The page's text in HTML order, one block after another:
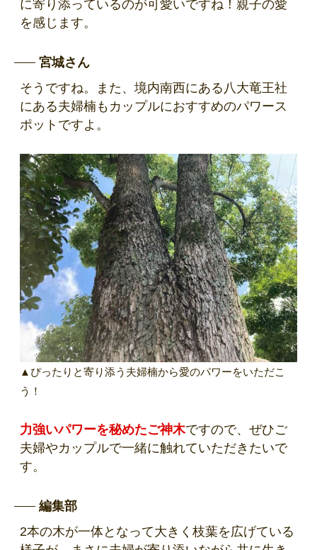
に寄り添っているのが可愛いですね！親子の愛
を感じます。
宮城さん
そうですね。また、境内南西にある八大竜王社
にある夫婦楠もカップルにおすすめのパワース
ポットですよ。
▲ぴったりと寄り添う夫婦楠から愛のパワーをいただこ
う！
力強いパワーを秘めたご神木ですので、ぜひご
夫婦やカップルで一緒に触れていただきたいで
す。
編集部
2本の木が一体となって大きく枝葉を広げている